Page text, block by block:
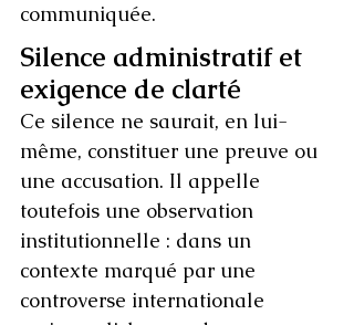
communiquée.
Silence administratif et
exigence de clarté
Ce silence ne saurait, en lui-
même, constituer une preuve ou
une accusation. Il appelle
toutefois une observation
institutionnelle : dans un
contexte marqué par une
controverse internationale